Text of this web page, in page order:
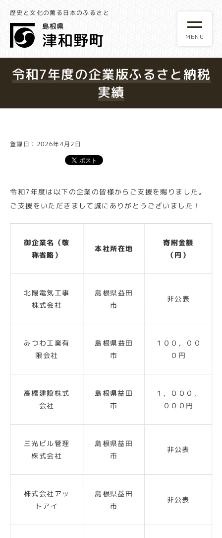
歴史と文化の薫る日本のふるさと
令和7年度の企業版ふるさと納税
実績
登録日：2026年4月2日
令和7年度は以下の企業の皆様からご支援を賜りました。
ご支援をいただきまして誠にありがとうございました！
御企業名（敬
称省略）
本社所在地
寄附金額
（円）
北陽電気工事
株式会社
島根県益田
市
非公表
みつわ工業有
限会社
島根県益田
市
１００，００
０円
高橋建設株式
会社
島根県益田
市
１，０００，
０００円
三光ビル管理
株式会社
島根県益田
市
非公表
株式会社アッ
トアイ
島根県益田
市
非公表